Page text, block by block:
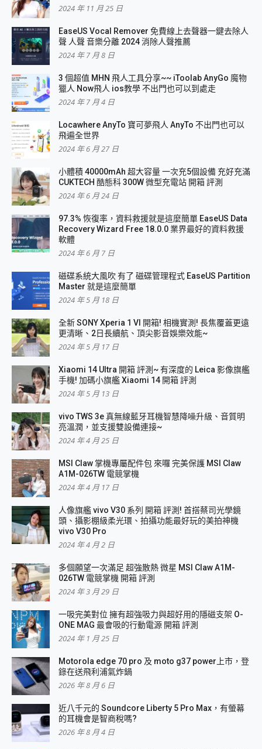
2024 年 11 月 25 日
EaseUS Vocal Remover 免費線上去聲器一鍵去除人
聲 人聲 音樂分離 2024 消除人聲推薦
2024 年 7 月 8 日
3 個超值 MHN 飛人工具分享~~ iToolab AnyGo 魔物
獵人 Now飛人 ios教學 不出門也可以到處走
2024 年 7 月 4 日
Locawhere AnyTo 寶可夢飛人 AnyTo 不出門也可以
飛遍全世界
2024 年 6 月 27 日
小體積 40000mAh 超大容量 一次充5個設備 充好充滿
CUKTECH 酷態科 300W 微型充電站 開箱 評測
2024 年 6 月 24 日
97.3% 恢復率，資料救援就是這麼簡單 EaseUS Data
Recovery Wizard Free 18.0.0 業界最好的資料救援
軟體
2024 年 6 月 7 日
磁碟系統大風吹 有了 磁碟管理程式 EaseUS Partition
Master 就是這麼簡單
2024 年 5 月 18 日
全新 SONY Xperia 1 VI 開箱! 相機實測! 長焦覆蓋更遠
更清晰、2日長續航、頂尖影音娛樂效能~
2024 年 5 月 17 日
Xiaomi 14 Ultra 開箱 評測~ 有深度的 Leica 影像旗艦
手機! 加碼小旗艦 Xiaomi 14 開箱 評測
2024 年 5 月 13 日
vivo TWS 3e 真無線藍牙耳機智慧降噪升級、音質明
亮溫潤，並支援雙設備連接~
2024 年 4 月 25 日
MSI Claw 掌機專屬配件包 來囉 完美保護 MSI Claw
A1M-026TW 電競掌機
2024 年 4 月 17 日
人像旗艦 vivo V30 系列 開箱 評測! 首搭蔡司光學鏡
頭、攝影棚級柔光環、拍攝功能最好玩的美拍神機
vivo V30 Pro
2024 年 4 月 2 日
多個願望一次滿足 超強散熱 微星 MSI Claw A1M-
026TW 電競掌機 開箱 評測
2024 年 3 月 29 日
一吸完美對位 擁有超強吸力與超好用的隱磁支架 O-
ONE MAG 最會吸的行動電源 開箱 評測
2024 年 1 月 25 日
Motorola edge 70 pro 及 moto g37 power上市，登
錄在送飛利浦氣炸鍋
2026 年 8 月 6 日
近八千元的 Soundcore Liberty 5 Pro Max，有螢幕
的耳機會是智商稅嗎?
2026 年 8 月 4 日